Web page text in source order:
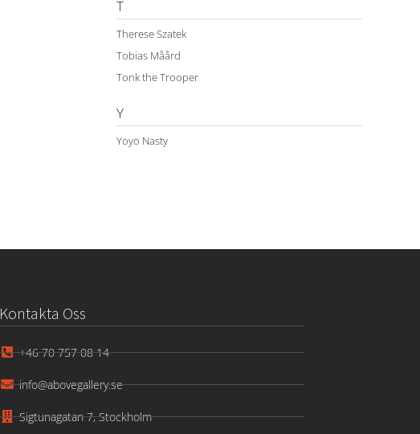
T
Therese Szatek
Tobias Måård
Tonk the Trooper
Y
Yoyo Nasty
Kontakta Oss
+46 70 757 08 14
info@abovegallery.se
Sigtunagatan 7, Stockholm